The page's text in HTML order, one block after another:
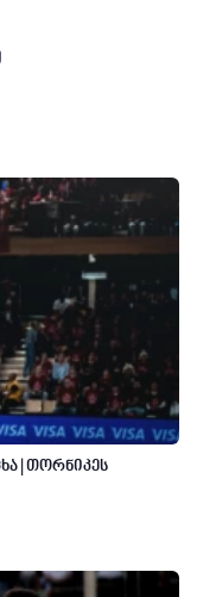
| თორნიკეს